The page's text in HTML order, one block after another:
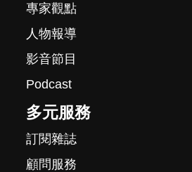
專家觀點
人物報導
影音節目
Podcast
多元服務
訂閱雜誌
顧問服務